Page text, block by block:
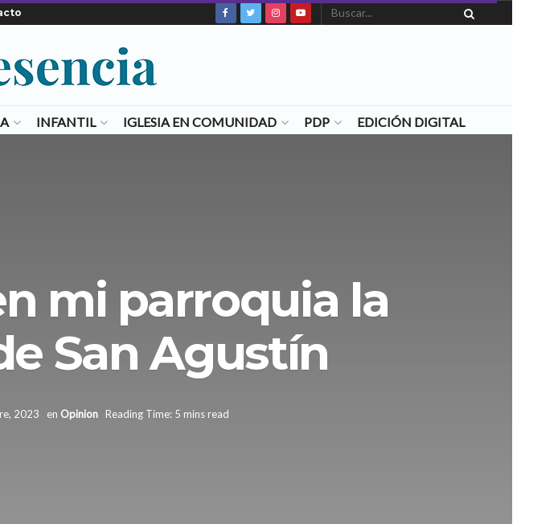
INFANTIL IGLESIA EN COMUNIDAD PDP EDICIÓN DIGITAL
mi parroquia la
San Agustín
2023 en Opinion Reading Time: 5 mins read